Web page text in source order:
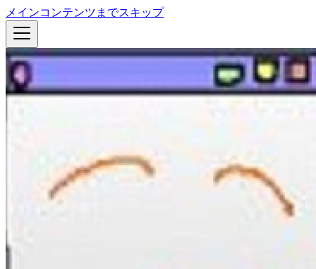
メインコンテンツまでスキップ